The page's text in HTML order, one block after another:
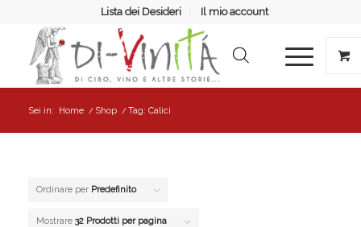
Lista dei Desideri Il mio account
Sei in: Home / Shop / Tag: Calici
Ordinare per Predefinito
Mostrare 32 Prodotti per pagina